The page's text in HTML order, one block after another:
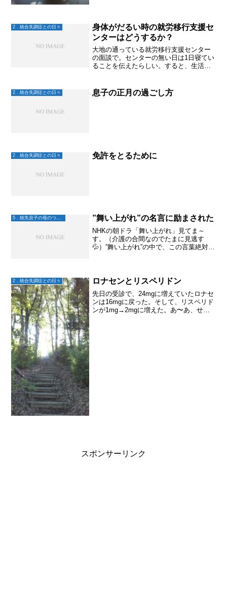
2．統合失調症との日々
身体がだるい時の就労移行支援セ
ンターはどうするか？
大地の通っている就労移行支援センター
の面談で。センターの無い日は1日寝てい
ることを伝えたらしい。すると、生活リ
ところが大地は、身体が動かないのに行
かなくちゃいけない状況...
2．統合失調症との日々 息子の正月の過ごし方
2．統合失調症との日々 免許をとるために
5．統失息子の母のつぶやき ”舞い上がれ”の名言に励まされた
NHKの朝ドラ「舞い上がれ」見てま～
す。（介護の合間なのでたまに見逃す
💦）”舞い上がれ”の中で、この言葉絶対覚
じ？）こういうの見...
2．統合失調症との日々 ロナセンとリスペリドン
先日の受診で、24mgに増えていたロナセ
ンは16mgに戻った。そして、リスペリド
ンが1mg→2mgに増えた。あ〜あ、せっ
スポンサーリンク